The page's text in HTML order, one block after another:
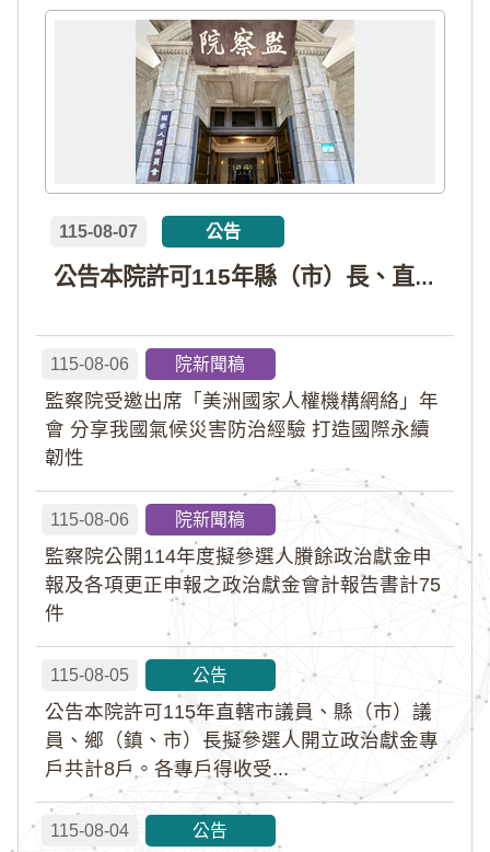
公告本院許可115年縣（市）長、直轄市議員、縣（市）議員擬參選人開立政治獻金專戶共計4戶。各專戶得收受政治獻金期間為自專戶許可設立日起至115年11月27日止，專戶名冊詳如附件。
115-08-07 公告
115-08-06 院新聞稿
監察院受邀出席「美洲國家人權機構網絡」年
會 分享我國氣候災害防治經驗 打造國際永續
韌性
115-08-06 院新聞稿
監察院公開114年度擬參選人賸餘政治獻金申
報及各項更正申報之政治獻金會計報告書計75
件
115-08-05 公告
公告本院許可115年直轄市議員、縣（市）議
員、鄉（鎮、市）長擬參選人開立政治獻金專
戶共計8戶。各專戶得收受...
115-08-04 公告